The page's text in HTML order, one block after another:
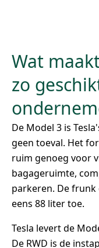
Wat
zo
De Model 3 is
geen toeval. Het
ruim genoeg voor
bagageruimte,
parkeren. De
eens 88 liter toe.
Tesla levert de
De RWD is de